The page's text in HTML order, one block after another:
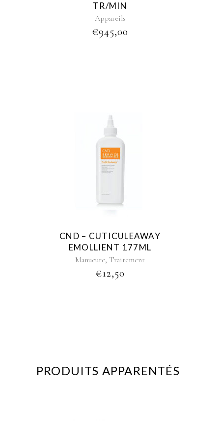
TR/MIN
Appareils
€945,00
CND – CUTICULEAWAY
EMOLLIENT 177ML
Manucure, Traitement
€12,50
PRODUITS APPARENTÉS